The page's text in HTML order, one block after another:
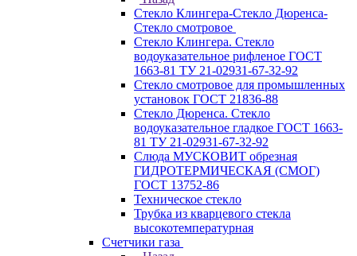
Стекло Клингера-Стекло Дюренса-
Стекло смотровое
Стекло Клингера. Стекло
водоуказательное рифленое ГОСТ
1663-81 ТУ 21-02931-67-32-92
Стекло смотровое для промышленных
установок ГОСТ 21836-88
Стекло Дюренса. Стекло
водоуказательное гладкое ГОСТ 1663-
81 ТУ 21-02931-67-32-92
Слюда МУСКОВИТ обрезная
ГИДРОТЕРМИЧЕСКАЯ (СМОГ)
ГОСТ 13752-86
Техническое стекло
Трубка из кварцевого стекла
высокотемпературная
Счетчики газа